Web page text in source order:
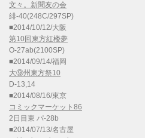
文々。新聞友の会
緋-40(248C/297SP)
■2014/10/12/大阪
第10回東方紅楼夢
O-27ab(2100SP)
■2014/09/14/福岡
大⑨州東方祭10
D-13,14
■2014/08/16/東京
コミックマーケット86
2日目東 パ-28b
■2014/07/13/名古屋